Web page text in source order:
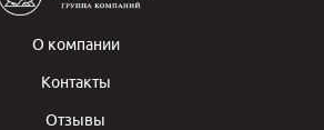
О компании
Контакты
Отзывы